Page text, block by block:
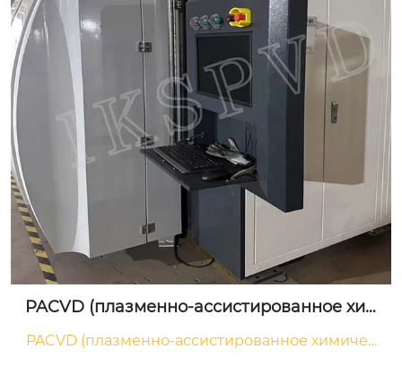
PACVD (плазменно-ассистированное хим
PACVD (плазменно-ассистированное химичес